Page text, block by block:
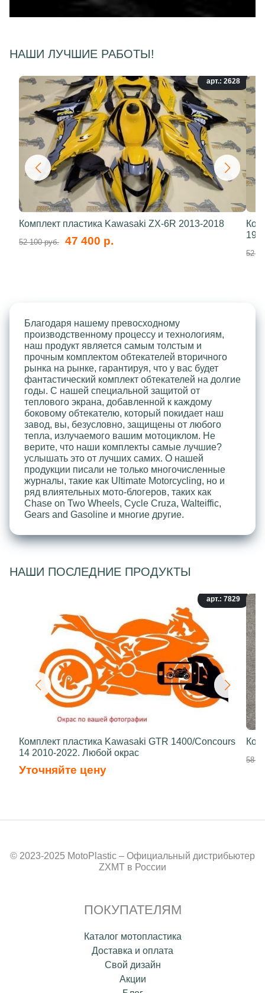
НАШИ ЛУЧШИЕ РАБОТЫ!
арт.: 2628
Комплект пластика Kawasaki ZX-6R 2013-2018
52 100 руб. 47 400 р.
52
Благодаря нашему превосходному
производственному процессу и технологиям,
наш продукт является самым толстым и
прочным комплектом обтекателей вторичного
рынка на рынке, гарантируя, что у вас будет
фантастический комплект обтекателей на долгие
годы. С нашей специальной защитой от
теплового экрана, добавленной к каждому
боковому обтекателю, который покидает наш
завод, вы, безусловно, защищены от любого
тепла, излучаемого вашим мотоциклом. Не
верите, что наши комплекты самые лучшие?
услышать это от лучших самих. О нашей
продукции писали не только многочисленные
журналы, такие как Ultimate Motorcycling, но и
ряд влиятельных мото-блогеров, таких как
Chase on Two Wheels, Cycle Cruza, Walteiffic,
Gears and Gasoline и многие другие.
НАШИ ПОСЛЕДНИЕ ПРОДУКТЫ
арт.: 7829
Комплект пластика Kawasaki GTR 1400/Concours
14 2010-2022. Любой окрас
Уточняйте цену
58
© 2023-2025 MotoPlastic – Официальный дистрибьютер
ZXMT в России
ПОКУПАТЕЛЯМ
Каталог мотопластика
Доставка и оплата
Свой дизайн
Акции